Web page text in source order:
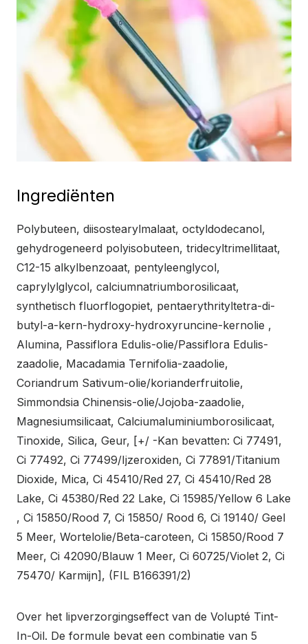
Ingrediënten
Polybuteen, diisostearylmalaat, octyldodecanol,
gehydrogeneerd polyisobuteen, tridecyltrimellitaat,
C12-15 alkylbenzoaat, pentyleenglycol,
caprylylglycol, calciumnatriumborosilicaat,
synthetisch fluorflogopiet, pentaerythrityltetra-di-
butyl-a-kern-hydroxy-hydroxyruncine-kernolie ,
Alumina, Passiflora Edulis-olie/Passiflora Edulis-
zaadolie, Macadamia Ternifolia-zaadolie,
Coriandrum Sativum-olie/korianderfruitolie,
Simmondsia Chinensis-olie/Jojoba-zaadolie,
Magnesiumsilicaat, Calciumaluminiumborosilicaat,
Tinoxide, Silica, Geur, [+/ -Kan bevatten: Ci 77491,
Ci 77492, Ci 77499/Ijzeroxiden, Ci 77891/Titanium
Dioxide, Mica, Ci 45410/Red 27, Ci 45410/Red 28
Lake, Ci 45380/Red 22 Lake, Ci 15985/Yellow 6 Lake
, Ci 15850/Rood 7, Ci 15850/ Rood 6, Ci 19140/ Geel
5 Meer, Wortelolie/Beta-caroteen, Ci 15850/Rood 7
Meer, Ci 42090/Blauw 1 Meer, Ci 60725/Violet 2, Ci
75470/ Karmijn], (FIL B166391/2)
Over het lipverzorgingseffect van de Volupté Tint-
In-Oil. De formule bevat een combinatie van 5